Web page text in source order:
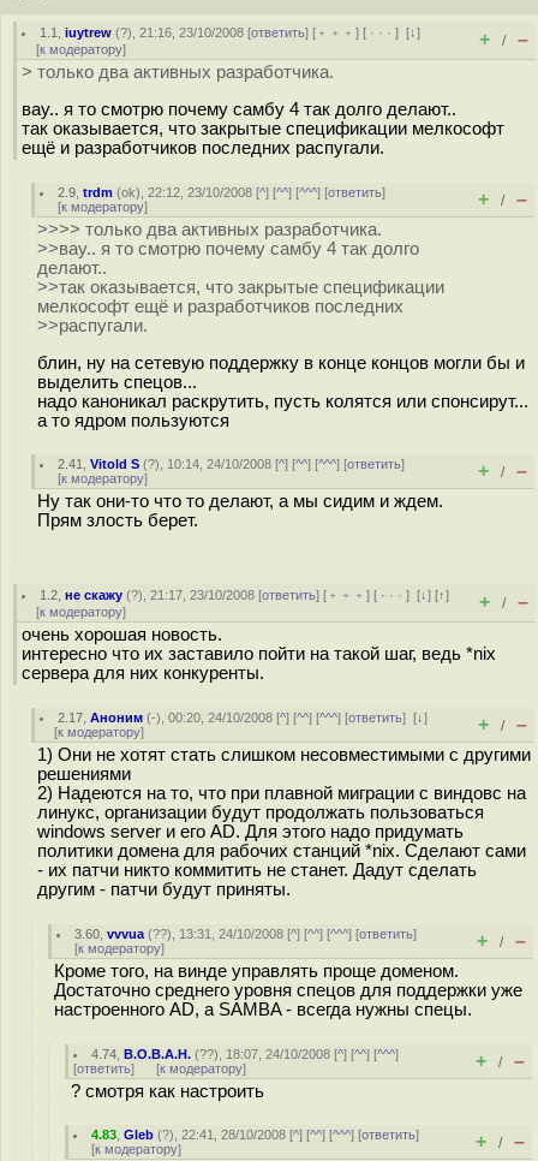
1.1 ,iuytrew (?), 21:16, 23/10/2008 [ответить] [ ﹢﹢﹢] [ · · ·][↓]
[к модератору] + / –
> только два активных разработчика.
вау.. я то смотрю почему самбу 4 так долго делают..
так оказывается, что закрытые спецификации мелкософт
ещё и разработчиков последних распугали.
2.9 ,trdm (ok), 22:12, 23/10/2008 [^] [^^] [^^^] [ответить]
[к модератору] + / –
>>>> только два активных разработчика.
>>вау.. я то смотрю почему самбу 4 так долго
делают..
>>так оказывается, что закрытые спецификации
мелкософт ещё и разработчиков последних
>>распугали.
блин, ну на сетевую поддержку в конце концов могли бы и
выделить спецов...
надо каноникал раскрутить, пусть колятся или спонсирут...
а то ядром пользуются
2.41 ,Vitold S (?), 10:14, 24/10/2008 [^] [^^] [^^^] [ответить]
[к модератору] + / –
Ну так они-то что то делают, а мы сидим и ждем.
Прям злость берет.
1.2 ,не скажу (?), 21:17, 23/10/2008 [ответить] [ ﹢﹢﹢] [ · · ·][↓] [↑]
[к модератору] + / –
очень хорошая новость.
интересно что их заставило пойти на такой шаг, ведь *nix
сервера для них конкуренты.
2.17 ,Аноним (-), 00:20, 24/10/2008 [^] [^^] [^^^] [ответить][↓]
[к модератору] + / –
1) Они не хотят стать слишком несовместимыми с другими
решениями
2) Надеются на то, что при плавной миграции с виндовс на
линукс, организации будут продолжать пользоваться
windows server и его AD. Для этого надо придумать
политики домена для рабочих станций *nix. Сделают сами
- их патчи никто коммитить не станет. Дадут сделать
другим - патчи будут приняты.
3.60 ,vvvua (??), 13:31, 24/10/2008 [^] [^^] [^^^] [ответить]
[к модератору] + / –
Кроме того, на винде управлять проще доменом.
Достаточно среднего уровня спецов для поддержки уже
настроенного AD, а SAMBA - всегда нужны спецы.
4.74 ,B.O.B.A.H. (??), 18:07, 24/10/2008 [^] [^^] [^^^]
[ответить] [к модератору] + / –
? смотря как настроить
4.83 ,Gleb (?), 22:41, 28/10/2008 [^] [^^] [^^^] [ответить]
[к модератору] + / –